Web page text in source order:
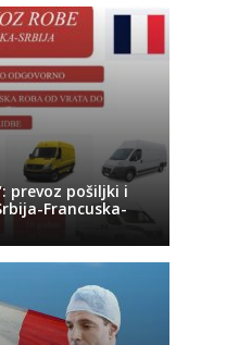
prevoz pošiljki i
Francuska-